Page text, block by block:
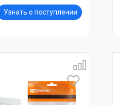
Узнать о поступлении